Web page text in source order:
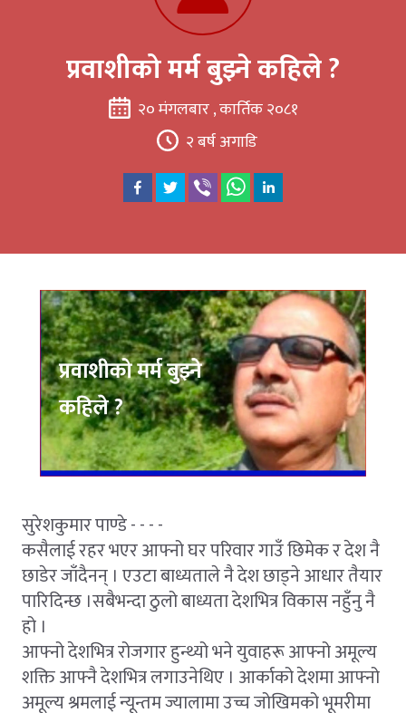
प्रवाशीको मर्म बुझ्ने कहिले ?
२० मंगलबार , कार्तिक २०८१
२ बर्ष अगाडि
सुरेशकुमार पाण्डे - - - -
कसैलाई रहर भएर आफ्नो घर परिवार गाउँ छिमेक र देश नै
छाडेर जाँदैनन् । एउटा बाध्यताले नै देश छाड्ने आधार तैयार
पारिदिन्छ ।सबैभन्दा ठुलो बाध्यता देशभित्र विकास नहुँनु नै
हो ।
आफ्नो देशभित्र रोजगार हुन्थ्यो भने युवाहरू आफ्नो अमूल्य
शक्ति आफ्नै देशभित्र लगाउनेथिए । आर्काको देशमा आफ्नो
अमूल्य श्रमलाई न्यून्तम ज्यालामा उच्च जोखिमको भूमरीमा